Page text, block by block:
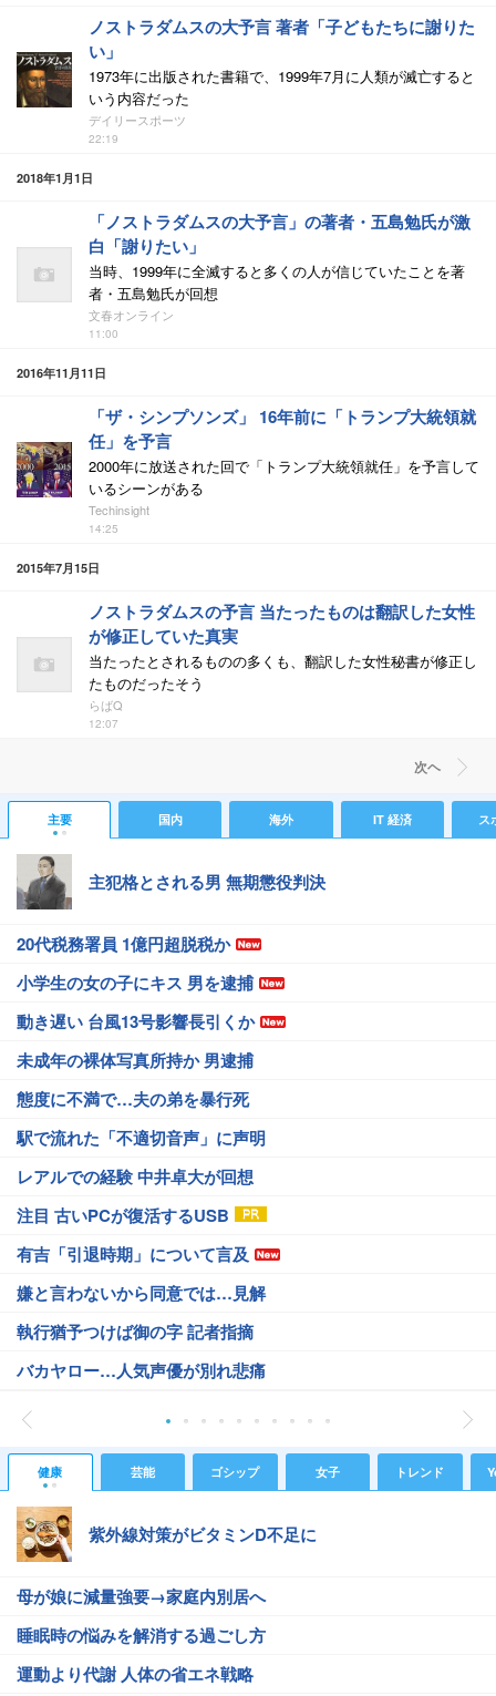
ノストラダムスの大予言 著者「子どもたちに謝りた
い」
1973年に出版された書籍で、1999年7月に人類が滅亡すると
いう内容だった
デイリースポーツ
22:19
2018年1月1日
「ノストラダムスの大予言」の著者・五島勉氏が激
白「謝りたい」
当時、1999年に全滅すると多くの人が信じていたことを著
者・五島勉氏が回想
文春オンライン
11:00
2016年11月11日
「ザ・シンプソンズ」 16年前に「トランプ大統領就
任」を予言
2000年に放送された回で「トランプ大統領就任」を予言して
いるシーンがある
Techinsight
14:25
2015年7月15日
ノストラダムスの予言 当たったものは翻訳した女性
が修正していた真実
当たったとされるものの多くも、翻訳した女性秘書が修正し
たものだったそう
らばQ
12:07
次ヘ
主要 国内 海外 IT 経済 ス
主犯格とされる男 無期懲役判決
20代税務署員 1億円超脱税か
小学生の女の子にキス 男を逮捕
動き遅い 台風13号影響長引くか
未成年の裸体写真所持か 男逮捕
態度に不満で…夫の弟を暴行死
駅で流れた「不適切音声」に声明
レアルでの経験 中井卓大が回想
注目 古いPCが復活するUSB
有吉「引退時期」について言及
嫌と言わないから同意では…見解
執行猶予つけば御の字 記者指摘
バカヤロー…人気声優が別れ悲痛
健康 芸能 ゴシップ 女子 トレンド
紫外線対策がビタミンD不足に
母が娘に減量強要→家庭内別居へ
睡眠時の悩みを解消する過ごし方
運動より代謝 人体の省エネ戦略